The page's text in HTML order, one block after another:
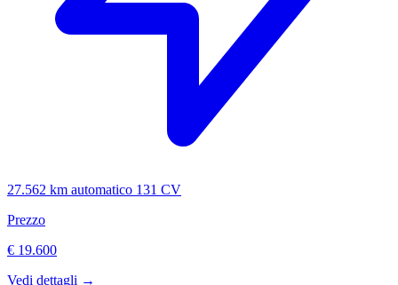
27.562 km automatico 131 CV
Prezzo
€ 19.600
Vedi dettagli →